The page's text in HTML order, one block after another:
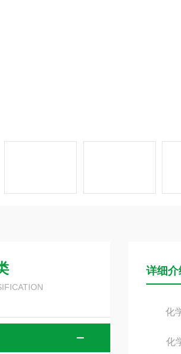
详细介
化学
化学